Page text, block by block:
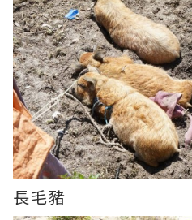
長毛豬